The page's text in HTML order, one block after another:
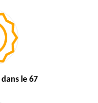
dans le 67